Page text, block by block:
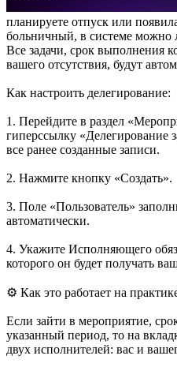
планируете отпуск или
больничный, в системе можно
Все задачи, срок выполнения
вашего отсутствия, будут
Как настроить делегирование:
1. Перейдите в раздел
гиперссылку «Делегирование
все ранее созданные записи.
2. Нажмите кнопку «Создать».
3. Поле «Пользователь»
автоматически.
4. Укажите Исполняющего
которого он будет получать
⚙️ Как это работает на
Если зайти в мероприятие,
указанный период, то на
двух исполнителей: вас и